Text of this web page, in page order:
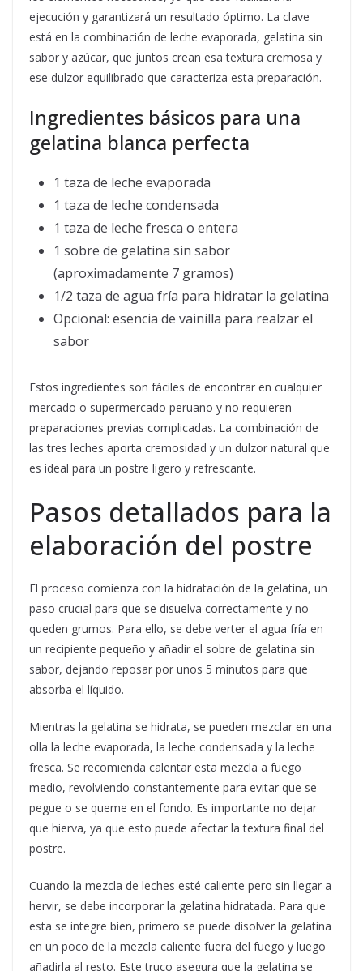
ejecución y garantizará un resultado óptimo. La clave
está en la combinación de leche evaporada, gelatina sin
sabor y azúcar, que juntos crean esa textura cremosa y
ese dulzor equilibrado que caracteriza esta preparación.
Ingredientes básicos para una
gelatina blanca perfecta
1 taza de leche evaporada
1 taza de leche condensada
1 taza de leche fresca o entera
1 sobre de gelatina sin sabor
(aproximadamente 7 gramos)
1/2 taza de agua fría para hidratar la gelatina
Opcional: esencia de vainilla para realzar el
sabor
Estos ingredientes son fáciles de encontrar en cualquier
mercado o supermercado peruano y no requieren
preparaciones previas complicadas. La combinación de
las tres leches aporta cremosidad y un dulzor natural que
es ideal para un postre ligero y refrescante.
Pasos detallados para la
elaboración del postre
El proceso comienza con la hidratación de la gelatina, un
paso crucial para que se disuelva correctamente y no
queden grumos. Para ello, se debe verter el agua fría en
un recipiente pequeño y añadir el sobre de gelatina sin
sabor, dejando reposar por unos 5 minutos para que
absorba el líquido.
Mientras la gelatina se hidrata, se pueden mezclar en una
olla la leche evaporada, la leche condensada y la leche
fresca. Se recomienda calentar esta mezcla a fuego
medio, revolviendo constantemente para evitar que se
pegue o se queme en el fondo. Es importante no dejar
que hierva, ya que esto puede afectar la textura final del
postre.
Cuando la mezcla de leches esté caliente pero sin llegar a
hervir, se debe incorporar la gelatina hidratada. Para que
esta se integre bien, primero se puede disolver la gelatina
en un poco de la mezcla caliente fuera del fuego y luego
añadirla al resto. Este truco asegura que la gelatina se